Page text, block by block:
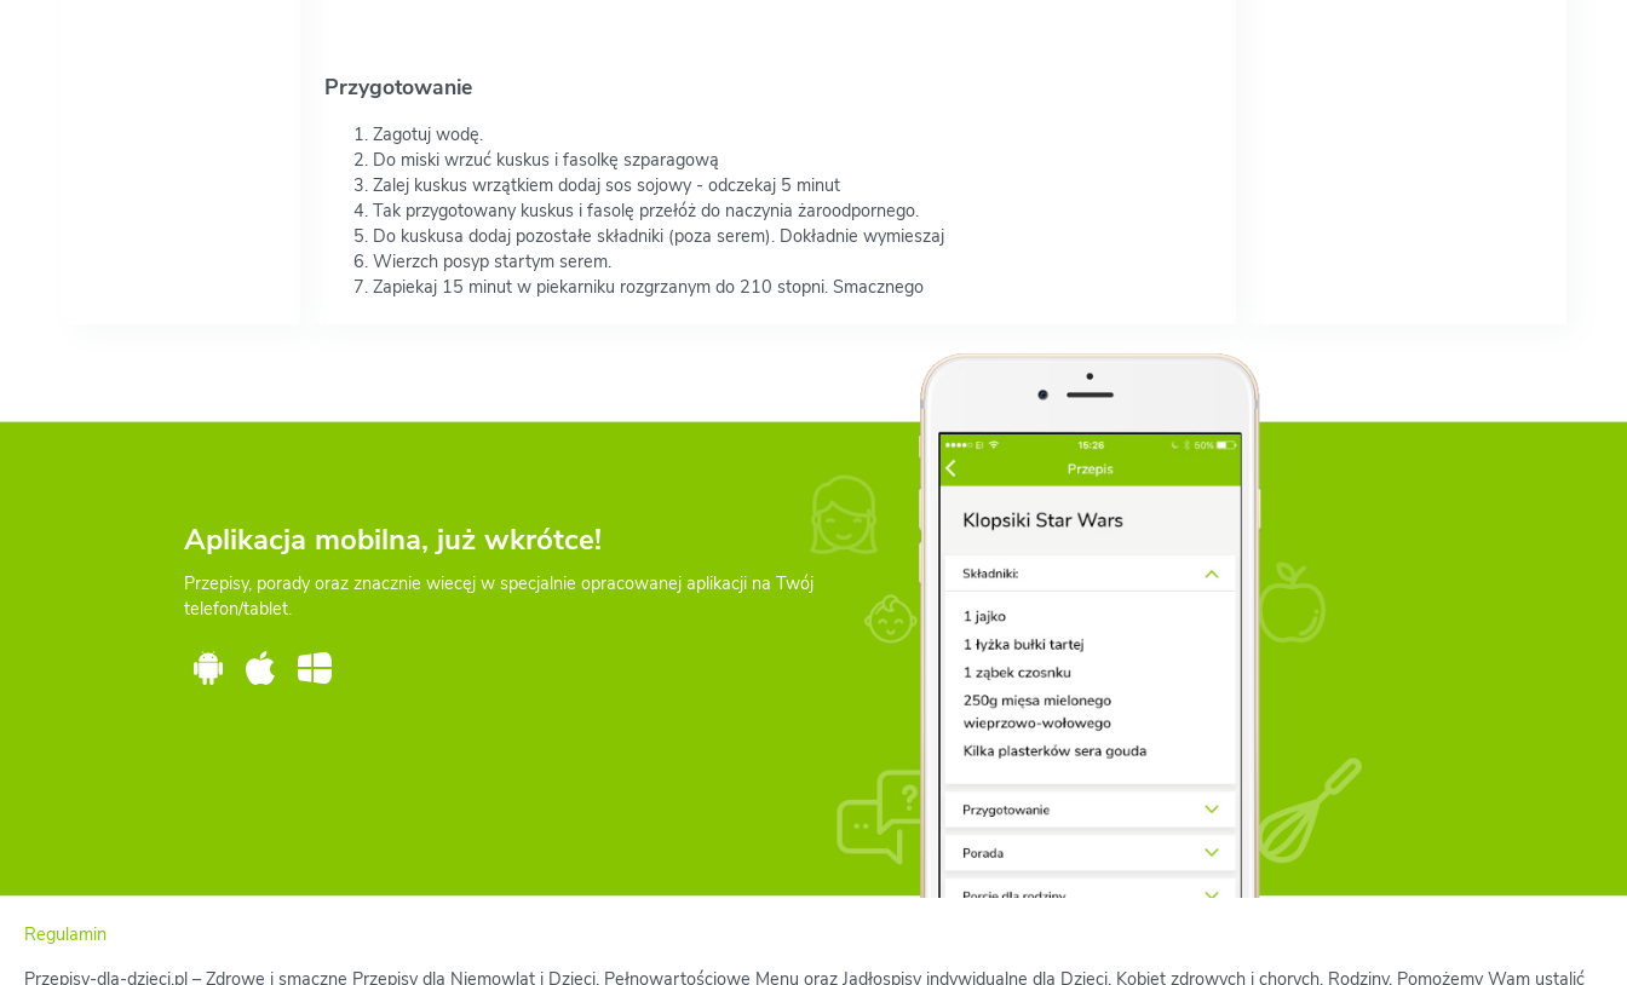
Przygotowanie
Zagotuj wodę.
Do miski wrzuć kuskus i fasolkę szparagową
Zalej kuskus wrzątkiem dodaj sos sojowy - odczekaj 5 minut
Tak przygotowany kuskus i fasolę przełóż do naczynia żaroodpornego.
Do kuskusa dodaj pozostałe składniki (poza serem). Dokładnie wymieszaj
Wierzch posyp startym serem.
Zapiekaj 15 minut w piekarniku rozgrzanym do 210 stopni. Smacznego
Aplikacja mobilna, już wkrótce!
Przepisy, porady oraz znacznie wiecęj w specjalnie opracowanej aplikacji na Twój
telefon/tablet.
Regulamin
Przepisy-dla-dzieci.pl – Zdrowe i smaczne Przepisy dla Niemowląt i Dzieci. Pełnowartościowe Menu oraz Jadłospisy indywidualne dla Dzieci, Kobiet zdrowych i chorych, Rodziny. Pomożemy Wam ustalić